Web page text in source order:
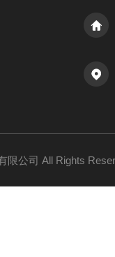
限公司 All Rights